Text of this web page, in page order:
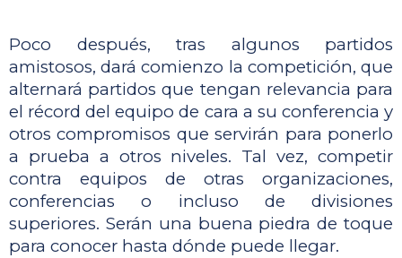
Poco después, tras algunos partidos
amistosos, dará comienzo la competición, que
alternará partidos que tengan relevancia para
el récord del equipo de cara a su conferencia y
otros compromisos que servirán para ponerlo
a prueba a otros niveles. Tal vez, competir
contra equipos de otras organizaciones,
conferencias o incluso de divisiones
superiores. Serán una buena piedra de toque
para conocer hasta dónde puede llegar.